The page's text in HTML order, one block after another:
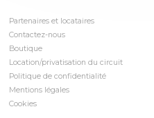
Partenaires et locataires
Contactez-nous
Boutique
Location/privatisation du circuit
Politique de confidentialité
Mentions légales
Cookies